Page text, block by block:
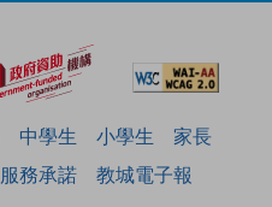
中學生 小學生
家長
服務承諾 教城電子報